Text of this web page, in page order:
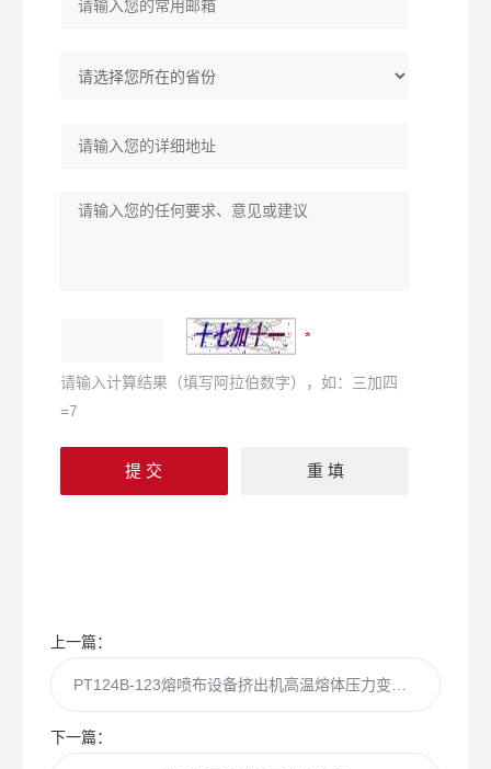
请输入计算结果（填写阿拉伯数字），如：三加四
=7
上一篇：
下一篇：